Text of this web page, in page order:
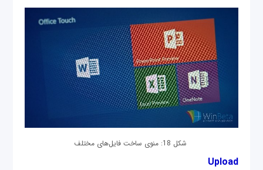
شکل 18: منوی ساخت فایل‌های مختلف
Upload